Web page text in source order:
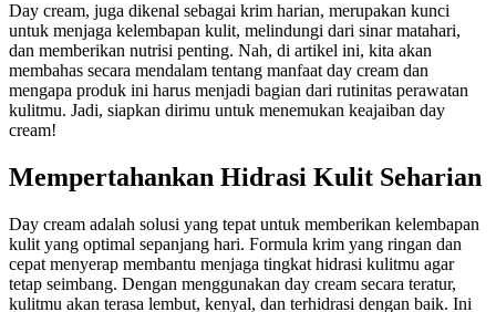
Day cream, juga dikenal sebagai krim harian, merupakan kunci
untuk menjaga kelembapan kulit, melindungi dari sinar matahari,
dan memberikan nutrisi penting. Nah, di artikel ini, kita akan
membahas secara mendalam tentang manfaat day cream dan
mengapa produk ini harus menjadi bagian dari rutinitas perawatan
kulitmu. Jadi, siapkan dirimu untuk menemukan keajaiban day
cream!
Mempertahankan Hidrasi Kulit Seharian
Day cream adalah solusi yang tepat untuk memberikan kelembapan
kulit yang optimal sepanjang hari. Formula krim yang ringan dan
cepat menyerap membantu menjaga tingkat hidrasi kulitmu agar
tetap seimbang. Dengan menggunakan day cream secara teratur,
kulitmu akan terasa lembut, kenyal, dan terhidrasi dengan baik. Ini